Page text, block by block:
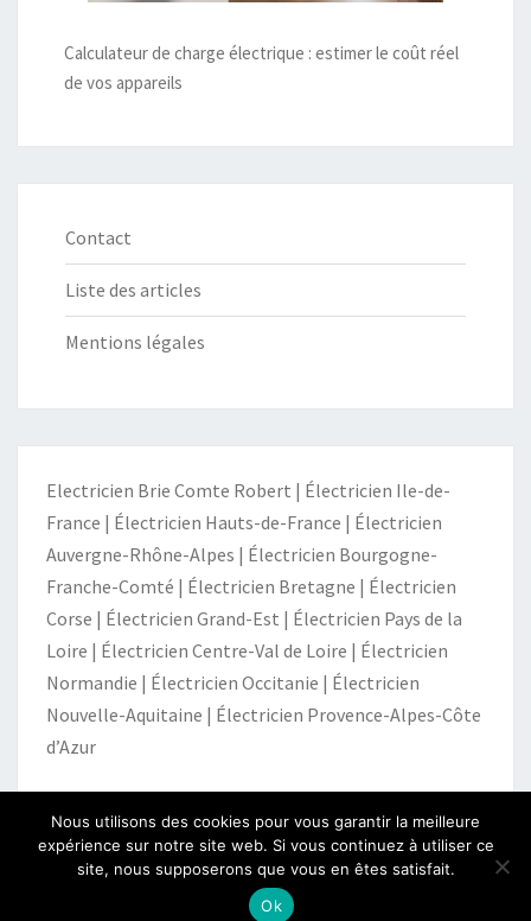
Calculateur de charge électrique : estimer le coût réel
de vos appareils
Contact
Liste des articles
Mentions légales
Electricien Brie Comte Robert | Électricien Ile-de-
France | Électricien Hauts-de-France | Électricien
Auvergne-Rhône-Alpes | Électricien Bourgogne-
Franche-Comté | Électricien Bretagne | Électricien
Corse | Électricien Grand-Est | Électricien Pays de la
Loire | Électricien Centre-Val de Loire | Électricien
Normandie | Électricien Occitanie | Électricien
Nouvelle-Aquitaine | Électricien Provence-Alpes-Côte
d’Azur
Fièrement propulsé parWordPress
Nous utilisons des cookies pour vous garantir la meilleure
expérience sur notre site web. Si vous continuez à utiliser ce
site, nous supposerons que vous en êtes satisfait.
Ok